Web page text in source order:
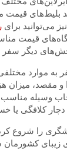
بلیط‌های قیمت
می‌توانید برای
قیمت
دیگر
به موارد
و مقصد، میزان
وسیله
دچار کلافگی یا
را شروع
زیبای